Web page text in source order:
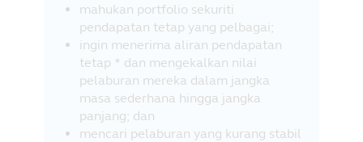
mahukan portfolio sekuriti
pendapatan tetap yang pelbagai;
ingin menerima aliran pendapatan
tetap * dan mengekalkan nilai
pelaburan mereka dalam jangka
masa sederhana hingga jangka
panjang; dan
mencari pelaburan yang kurang stabil